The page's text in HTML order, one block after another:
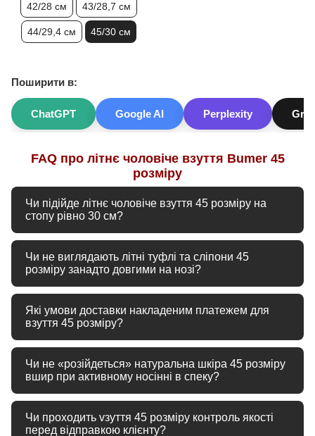
42/28 см 43/28,7 см
44/29,4 см 45/30 см
FAQ про літнє чоловіче взуття Bumer 45
розміру
Чи підійде літнє чоловіче взуття 45 розміру на
стопу рівно 30 см?
Так, наш 45 розмір розроблений чітко на довжину стопи
30 см. Колодка повномірна, тому взуття сидить вільно та
комфортно. Натуральна італійська шкіра преміум-
вичинки забезпечує пальцям правильне анатомічне
розташування, запобігаючи втомі при довгій ходьбі.
Чи не виглядають літні туфлі та сліпони 45
розміру занадто довгими на нозі?
Наші дизайнери враховують специфіку великих розмірів.
Спеціальна форма носкової частини, матові текстури
італійського нубуку та прошитий кант підошви EVA
візуально скорочують довжину стопи. Взуття 45 розміру
виглядає акуратно, гармонуючи з літнім одягом.
Які умови доставки накладеним платежем для
взуття 45 розміру?
Ви оформлюєте замовлення з передоплатою 200 грн
(вона покриває витрати на логістику у випадку відмови
та входить до вартості взуття). У відділенні Нової Пошти
ви спокійно приміряєте літню пару 45 розміру. Якщо все
підійшло – оплачуєте залишок вартості замовлення та
комісію пошти.
Чи не «розійдеться» натуральна шкіра 45 розміру
вшир при активному носінні в спеку?
Чоловіки з великим розміром часто бояться цього. У
літньому взутті Bumer каркас посилений прихованими
Чи проходить vзуття 45 розміру контроль якості
перед відправкою клієнту?
Поширити в:
ChatGPT Google AI Perplexity